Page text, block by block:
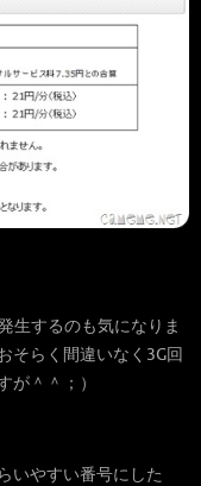
生するのも気になりま
そらく間違いなく3G回
＾＾；）
いやすい番号にした